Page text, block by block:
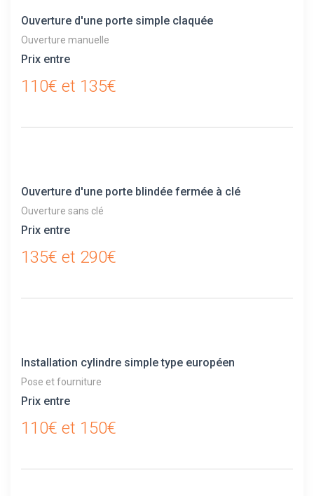
Ouverture d'une porte simple claquée
Ouverture manuelle
Prix entre
110€ et 135€
Ouverture d'une porte blindée fermée à clé
Ouverture sans clé
Prix entre
135€ et 290€
Installation cylindre simple type européen
Pose et fourniture
Prix entre
110€ et 150€